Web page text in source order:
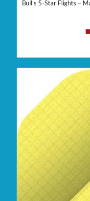
Bull’s 5-Star Flights –